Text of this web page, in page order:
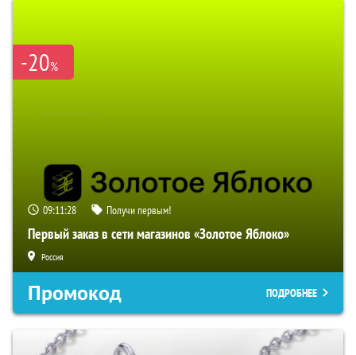
-20%
09:11:27 Получи первым!
Первый заказ в сети магазинов «Золотое Яблоко»
Россия
Промокод ПОДРОБНЕЕ